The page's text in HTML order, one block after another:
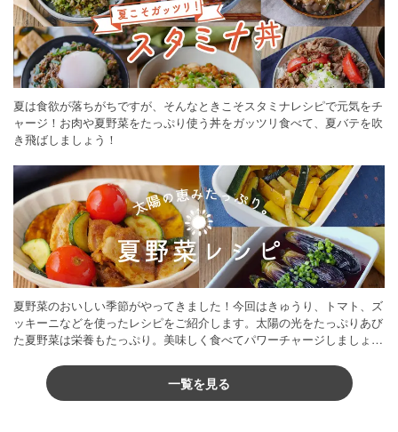
夏は食欲が落ちがちですが、そんなときこそスタミナレシピで元気をチ
ャージ！お肉や夏野菜をたっぷり使う丼をガッツリ食べて、夏バテを吹
き飛ばしましょう！
夏野菜のおいしい季節がやってきました！今回はきゅうり、トマト、ズ
ッキーニなどを使ったレシピをご紹介します。太陽の光をたっぷりあび
た夏野菜は栄養もたっぷり。美味しく食べてパワーチャージしましょう
一覧を見る